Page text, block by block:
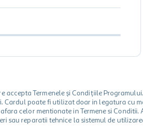
accepta Termenele și Condițiile
poate fi utilizat doar in legatura cu
celor mentionate in Termene si Conditii.
sau reparatii tehnice la sistemul de